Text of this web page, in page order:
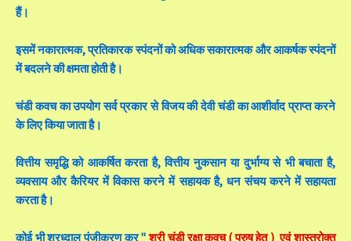
हैं।
इसमें नकारात्मक, प्रतिकारक स्पंदनों को अधिक सकारात्मक और आकर्षक स्पंदनों
में बदलने की क्षमता होती है।
चंडी कवच का उपयोग सर्व प्रकार से विजय की देवी चंडी का आशीर्वाद प्राप्त करने
के लिए किया जाता है।
वित्तीय समृद्धि को आकर्षित करता है, वित्तीय नुकसान या दुर्भाग्य से भी बचाता है,
व्यवसाय और कैरियर में विकास करने में सहायक है, धन संचय करने में सहायता
करता है।
कोई भी श्रध्दालु पंजीकरण कर "श्री चंडी रक्षा कवच ( पुरुष हेतु ) एवं शास्त्रोक्त